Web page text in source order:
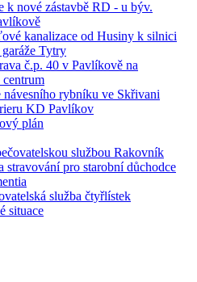
k nové zástavbě RD - u býv.
kanalizace od Husiny k silnici
Tytry
č.p. 40 v Pavlíkově na
centrum
návesního rybníku ve Skřivani
KD Pavlíkov
plán
službou Rakovník
stravování pro starobní důchodce
služba čtyřlístek
situace